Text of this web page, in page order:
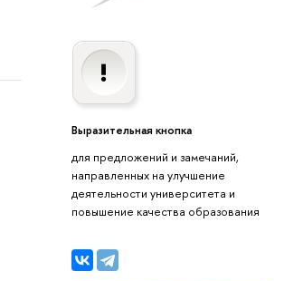
Выразительная кнопка
для предложений и замечаний,
направленных на улучшение
деятельности университета и
повышение качества образования